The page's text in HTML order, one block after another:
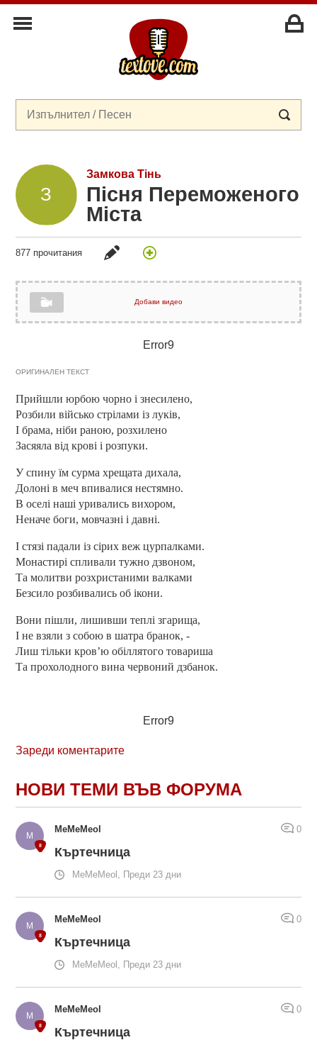
Замкова Тінь
Пісня Переможеного
Міста
877 прочитания
Добави видео
Error9
ОРИГИНАЛЕН ТЕКСТ
Прийшли юрбою чорно і знесилено,
Розбили військо стрілами із луків,
І брама, ніби раною, розхилено
Засяяла від крові і розпуки.
У спину їм сурма хрещата дихала,
Долоні в меч впивалися нестямно.
В оселі наші уривались вихором,
Неначе боги, мовчазні і давні.
І стязі падали із сірих веж цурпалками.
Монастирі спливали тужно дзвоном,
Та молитви розхристаними валками
Безсило розбивались об ікони.
Вони пішли, лишивши теплі згарища,
І не взяли з собою в шатра бранок, -
Лиш тільки кров’ю обіллятого товариша
Та прохолодного вина червоний дзбанок.
Error9
Зареди коментарите
НОВИ ТЕМИ ВЪВ ФОРУМА
MeMeMeol 0
Къртечница
MeMeMeol, Преди 23 дни
MeMeMeol 0
Къртечница
MeMeMeol, Преди 23 дни
MeMeMeol 0
Къртечница